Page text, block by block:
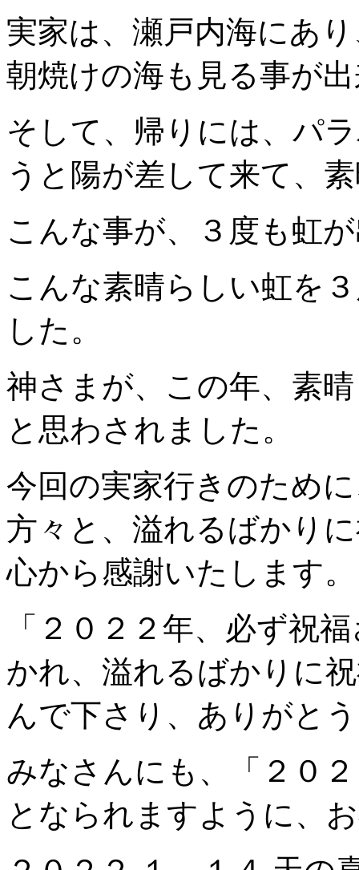
実家は、瀬戸内海にあ
朝焼けの海も見る事が
そして、帰りには、パ
うと陽が差して来て、
こんな事が、３度も虹
こんな素晴らしい虹を
した。
神さまが、この年、素
と思わされました。
今回の実家行きのため
方々と、溢れるばかり
心から感謝いたします。
「２０２２年、必ず祝
かれ、溢れるばかりに
んで下さり、ありがと
みなさんにも、「２０
となられますように、